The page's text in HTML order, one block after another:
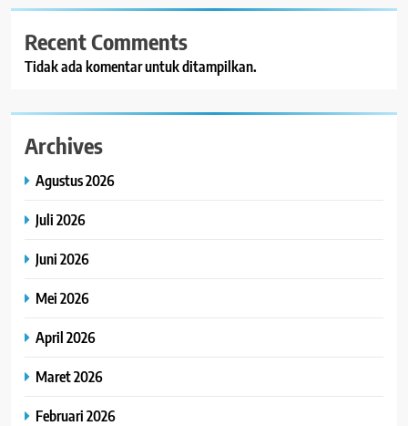
Recent Comments
Tidak ada komentar untuk ditampilkan.
Archives
Agustus 2026
Juli 2026
Juni 2026
Mei 2026
April 2026
Maret 2026
Februari 2026